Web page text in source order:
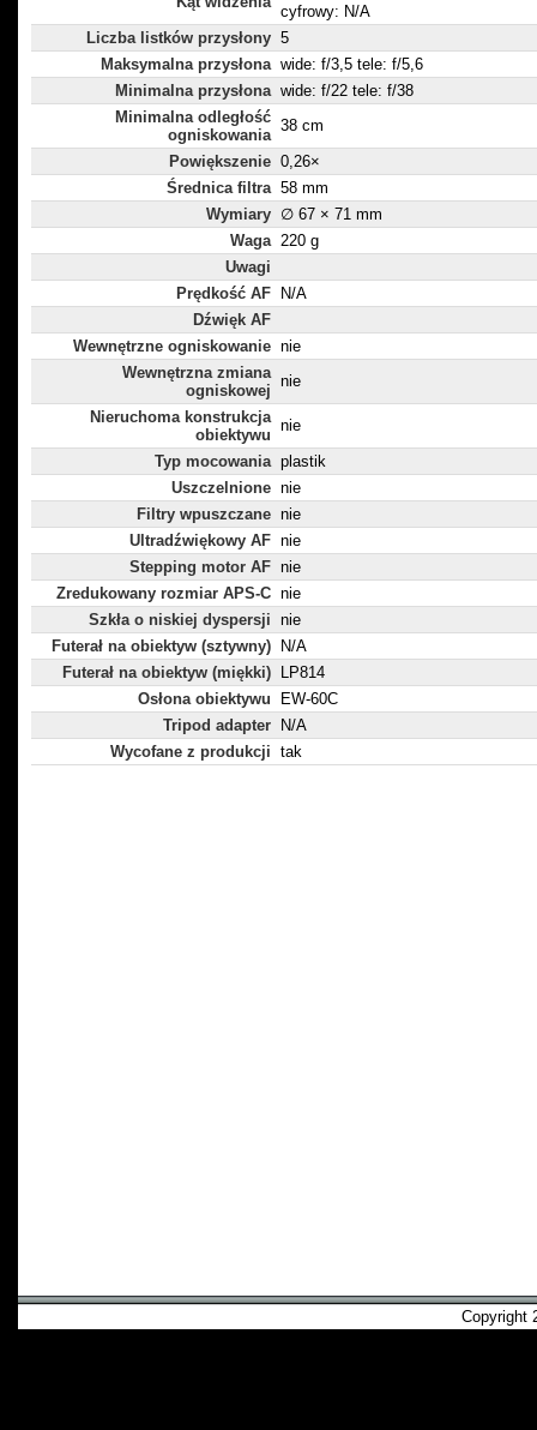
cyfrowy: N/A
Liczba listków przysłony 5
Maksymalna przysłona wide: f/3,5 tele: f/5,6
Minimalna przysłona wide: f/22 tele: f/38
Minimalna odległość
ogniskowania
38 cm
Powiększenie 0,26×
Średnica filtra 58 mm
Wymiary ∅ 67 × 71 mm
Waga 220 g
Uwagi
Prędkość AF
N/A
Dźwięk AF
Wewnętrzne ogniskowanie nie
Wewnętrzna zmiana
ogniskowej
nie
Nieruchoma konstrukcja
obiektywu
nie
Typ mocowania plastik
Uszczelnione nie
Filtry wpuszczane nie
Ultradźwiękowy AF nie
Stepping motor AF nie
Zredukowany rozmiar APS-C nie
Szkła o niskiej dyspersji nie
Futerał na obiektyw (sztywny)
N/A
Futerał na obiektyw (miękki)
LP814
Osłona obiektywu
EW-60C
Tripod adapter
N/A
Wycofane z produkcji tak
Copyright